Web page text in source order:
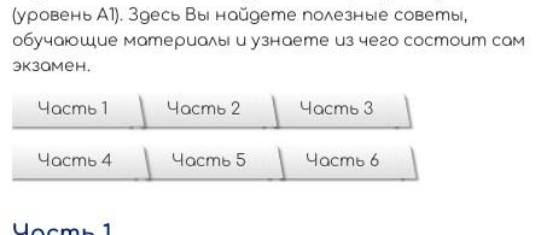
(уровень А1). Здесь Вы найдете полезные советы,
обучающие материалы и узнаете из чего состоит сам
экзамен.
Часть 1 Часть 2 Часть 3
Часть 4 Часть 5 Часть 6